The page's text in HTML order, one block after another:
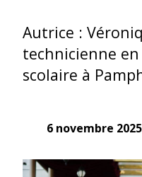
Autrice :
technicienne
scolaire à
6 novembre 2025